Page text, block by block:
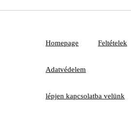
Homepage Feltételek
Adatvédelem
lépjen kapcsolatba velünk